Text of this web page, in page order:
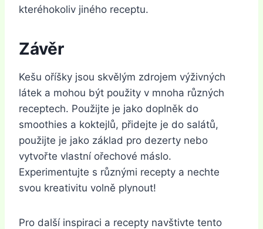
kteréhokoliv jiného receptu.
Závěr
Kešu oříšky jsou skvělým zdrojem výživných
látek a mohou být použity v mnoha různých
receptech. Použijte je jako doplněk do
smoothies a koktejlů, přidejte je do salátů,
použijte je jako základ pro dezerty nebo
vytvořte vlastní ořechové máslo.
Experimentujte s různými recepty a nechte
svou kreativitu volně plynout!
Pro další inspiraci a recepty navštivte tento